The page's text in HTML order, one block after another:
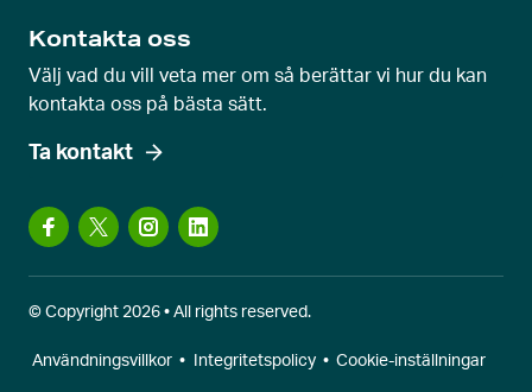
Kontakta oss
Välj vad du vill veta mer om så berättar vi hur du kan
kontakta oss på bästa sätt.
Ta kontakt
© Copyright 2026 • All rights reserved.
Användningsvillkor • Integritetspolicy • Cookie-inställningar